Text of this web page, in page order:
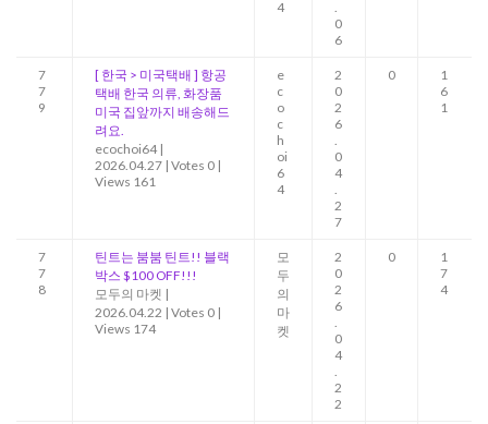
4
0
6
7
7
9
[ 한국 > 미국택배 ] 항공
택배 한국 의류, 화장품
미국 집앞까지 배송해드
려요.
ecochoi64 |
2026.04.27 | Votes 0 |
Views 161
e
c
o
c
h
oi
6
4
2
0
2
6
0
4
2
7
0
1
6
1
7
7
8
틴트는 붐붐 틴트!! 블랙
박스 $100 OFF!!!
모두의 마켓 |
2026.04.22 | Votes 0 |
Views 174
모
두
의
마
켓
2
0
2
6
0
4
2
2
0
1
7
4